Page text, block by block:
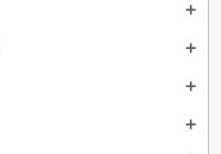
add
add
add
add